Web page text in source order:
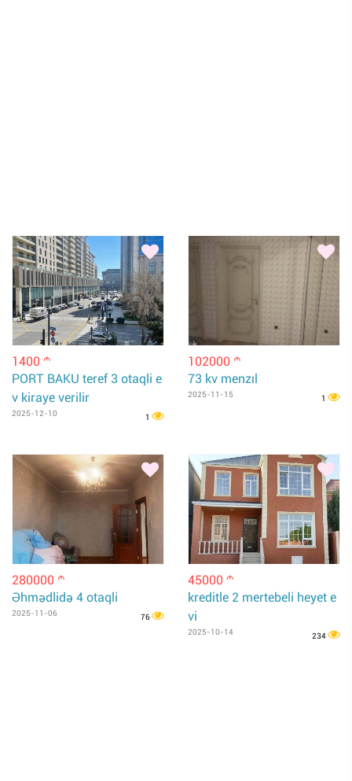
1400 m
PORT BAKU teref 3 otaqli e
v kiraye verilir
2025-12-10 1
102000 m
73 kv menzıl
2025-11-15 1
280000 m
Əhmədlidə 4 otaqli
2025-11-06 76
45000 m
kreditle 2 mertebeli heyet e
vi
2025-10-14 234